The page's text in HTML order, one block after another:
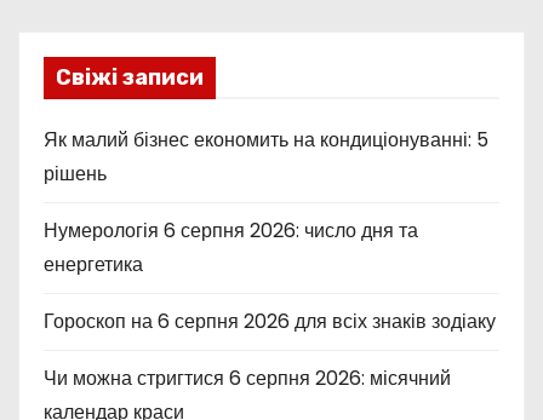
Свіжі записи
Як малий бізнес економить на кондиціонуванні: 5
рішень
Нумерологія 6 серпня 2026: число дня та
енергетика
Гороскоп на 6 серпня 2026 для всіх знаків зодіаку
Чи можна стригтися 6 серпня 2026: місячний
календар краси